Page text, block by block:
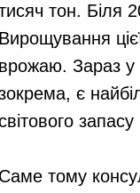
тон. Біля
Вирощування
врожаю. Зараз у
є
запасу
Саме тому